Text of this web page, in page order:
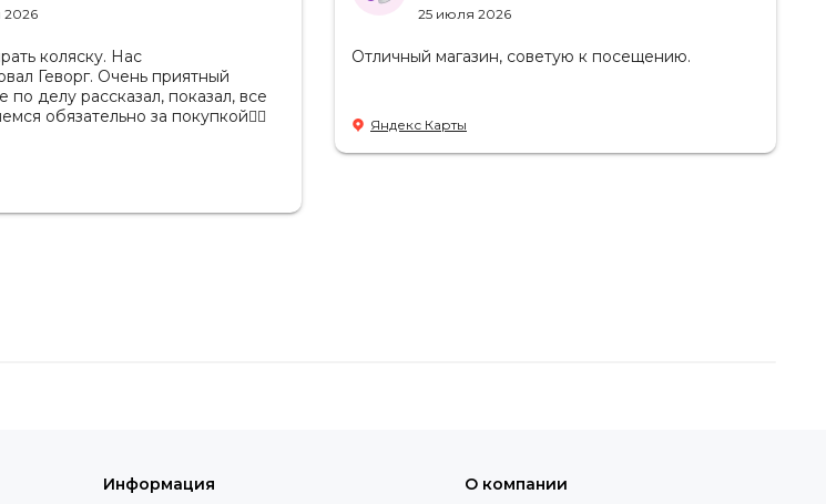
2026
коляску. Нас
Геворг. Очень приятный
по делу рассказал, показал, все
обязательно за покупкой👌🏻
25 июля 2026
Отличный магазин, советую к посещению.
Яндекс Карты
Информация
О компании